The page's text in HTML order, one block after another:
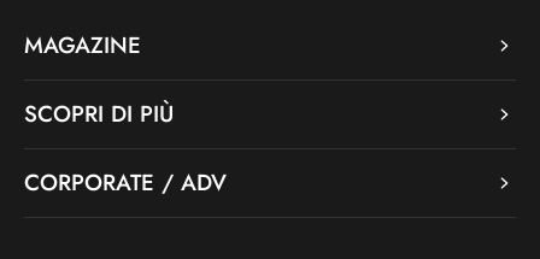
MAGAZINE
SCOPRI DI PIÙ
CORPORATE / ADV